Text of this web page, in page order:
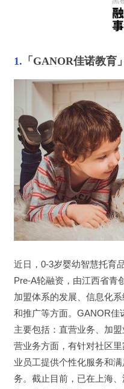
1. 「GANOR佳诺教育
近日，0-3岁婴幼智慧托育
Pre-A轮融资，由江西省青
加盟体系的发展、信息化
和推广等方面。GANOR佳
主要包括：直营业务、加
营业务方面，有针对社区
业员工提供个性化服务和
务。截止目前，已在上海